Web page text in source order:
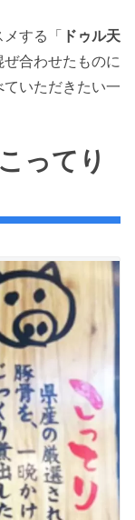
する「 ドゥル天
ぜ合わせたものに
いただきたい一
ってり